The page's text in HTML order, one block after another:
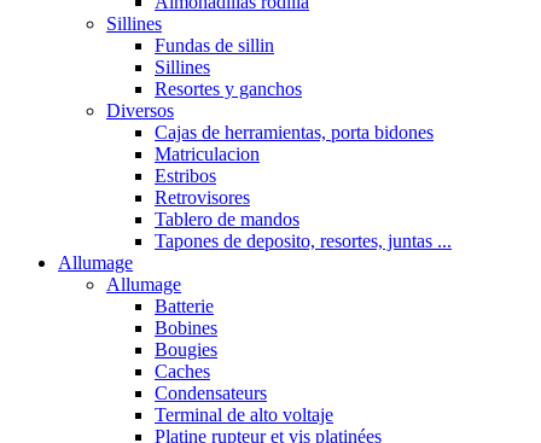
Sillines
Fundas de sillin
Sillines
Resortes y ganchos
Diversos
Cajas de herramientas, porta bidones
Matriculacion
Estribos
Retrovisores
Tablero de mandos
Tapones de deposito, resortes, juntas ...
Allumage
Allumage
Batterie
Bobines
Bougies
Caches
Condensateurs
Terminal de alto voltaje
Platine rupteur et vis platinées